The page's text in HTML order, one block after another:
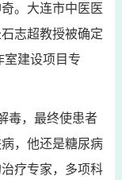
。大连市中医医
志超教授被确定
室建设项目专
毒，最终使患者
，他还是糖尿病
疗专家，多项科